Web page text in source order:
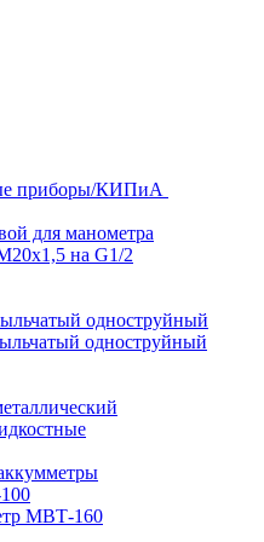
приборы/КИПиА
для манометра
на G1/2
одноструйный
одноструйный
МВТ-160